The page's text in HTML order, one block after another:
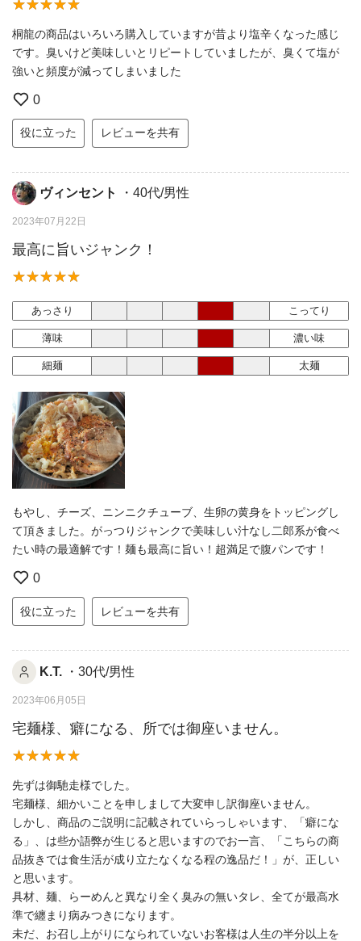
桐龍の商品はいろいろ購入していますが昔より塩辛くなった感じ
です。臭いけど美味しいとリピートしていましたが、臭くて塩が
強いと頻度が減ってしまいました
0
役に立った レビューを共有
ヴィンセント ・40代/男性
2023年07月22日
最高に旨いジャンク！
あっさり こってり
薄味 濃い味
細麺 太麺
もやし、チーズ、ニンニクチューブ、生卵の黄身をトッピングし
て頂きました。がっつりジャンクで美味しい汁なし二郎系が食べ
たい時の最適解です！麺も最高に旨い！超満足で腹パンです！
0
役に立った レビューを共有
K.T. ・30代/男性
2023年06月05日
宅麺様、癖になる、所では御座いません。
先ずは御馳走様でした。
宅麺様、細かいことを申しまして大変申し訳御座いません。
しかし、商品のご説明に記載されていらっしゃいます、「癖にな
る」、は些か語弊が生じると思いますのでお一言、「こちらの商
品抜きでは食生活が成り立たなくなる程の逸品だ！」が、正しい
と思います。
具材、麺、らーめんと異なり全く臭みの無いタレ、全てが最高水
準で纏まり病みつきになります。
未だ、お召し上がりになられていないお客様は人生の半分以上を